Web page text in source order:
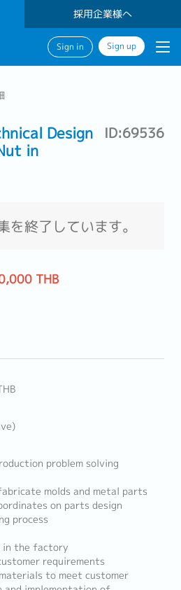
採用企業様へ
Sign in Sign up
Design
in
ID:69536
を終了しています。
THB
problem solving
molds and metal parts
on parts design
process
in the factory
requirements
to meet customer